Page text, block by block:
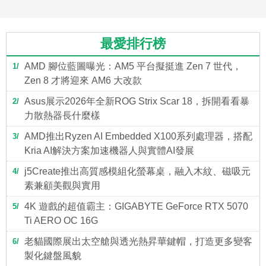
最愛排行榜
1
AMD 腳位藍圖曝光：AM5 平台擬挺進 Zen 7 世代，
Zen 8 才將迎來 AM6 大改款
2
Asus展示2026年全新ROG Strix Scar 18，拆開看看暴
力散熱器長什麼樣
3
AMD推出Ryzen AI Embedded X100系列處理器，搭配
Kria AI解決方案加速機器人與實體AI發展
4
j5Create推出高質感模組化螢幕桌，融入木紋、磁吸元
素兼顧美觀與實用
5
4K 遊戲的超值霸主：GIGABYTE GeForce RTX 5070
Ti AERO OC 16G
6
老貓國際展出太空艙與透光熱昇華鍵帽，打造更多變客
製化鍵盤風貌